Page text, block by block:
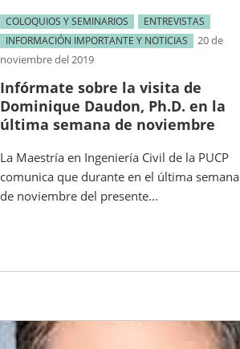
COLOQUIOS Y SEMINARIOS
ENTREVISTAS
INFORMACIÓN IMPORTANTE Y NOTICIAS
20 de
noviembre del 2019
Infórmate sobre la visita de
Dominique Daudon, Ph.D. en la
última semana de noviembre
La Maestría en Ingeniería Civil de la PUCP
comunica que durante en el última semana
de noviembre del presente...